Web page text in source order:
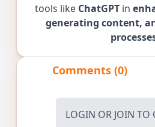
tools like ChatGPTin
generating content,
Comments (0)
LOGIN OR JOIN TO